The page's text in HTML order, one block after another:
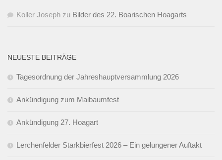
Koller Joseph zu Bilder des 22. Boarischen Hoagarts
NEUESTE BEITRÄGE
Tagesordnung der Jahreshauptversammlung 2026
Ankündigung zum Maibaumfest
Ankündigung 27. Hoagart
Lerchenfelder Starkbierfest 2026 – Ein gelungener Auftakt